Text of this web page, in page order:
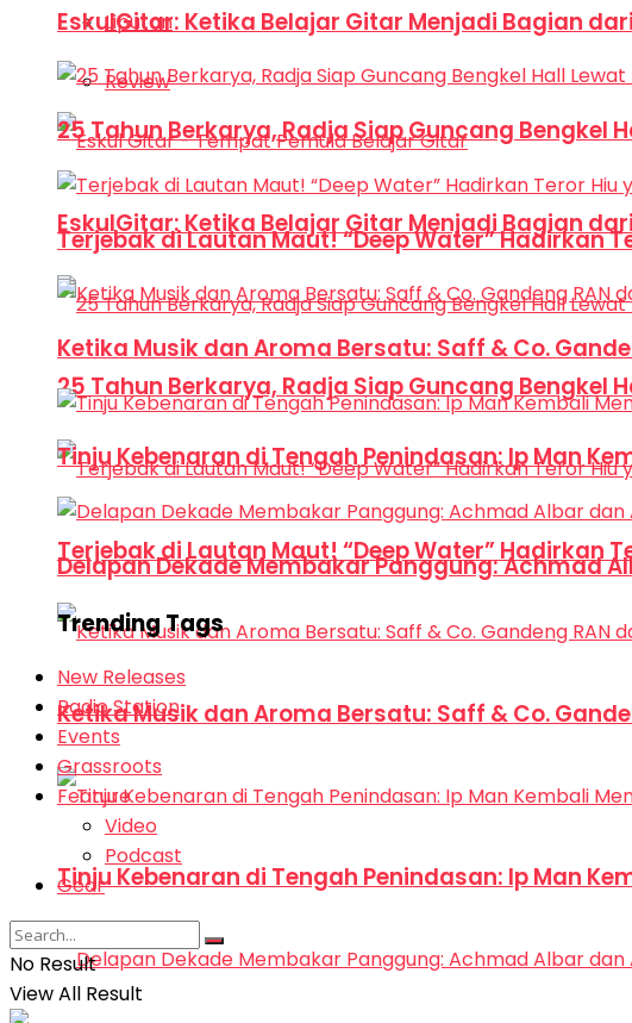
Liputan
Review
EskulGitar: Ketika Belajar Gitar Menjadi Bagian
25 Tahun Berkarya, Radja Siap Guncang Bengkel
Terjebak di Lautan Maut! “Deep Water” Hadirkan
Ketika Musik dan Aroma Bersatu: Saff & Co.
Tinju Kebenaran di Tengah Penindasan: Ip Man
EskulGitar: Ketika Belajar Gitar Menjadi Bagian
25 Tahun Berkarya, Radja Siap Guncang Bengkel
Terjebak di Lautan Maut! “Deep Water” Hadirkan
Ketika Musik dan Aroma Bersatu: Saff & Co.
Tinju Kebenaran di Tengah Penindasan: Ip Man
Delapan Dekade Membakar Panggung: Achmad
Trending Tags
New Releases
Radio Station
Events
Grassroots
Feature
Video
Podcast
Gear
No Result
View All Result